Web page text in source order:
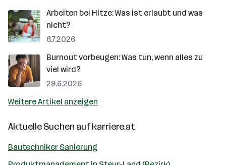
Arbeiten bei Hitze: Was ist erlaubt und was
nicht?
6.7.2026
Burnout vorbeugen: Was tun, wenn alles zu
viel wird?
29.6.2026
Weitere Artikel anzeigen
Aktuelle Suchen aufkarriere.at
Bautechniker Sanierung